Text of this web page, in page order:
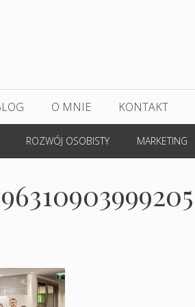
O MNIE KONTAKT
ROZWÓJ OSOBISTY MARKETING